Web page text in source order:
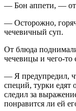
— Бон аппети, —
— Осторожно,
чечевичный суп.
От блюда
чечевицы и чего-то
— Я предупредил,
специй, турки
следил за
понравится ли ей